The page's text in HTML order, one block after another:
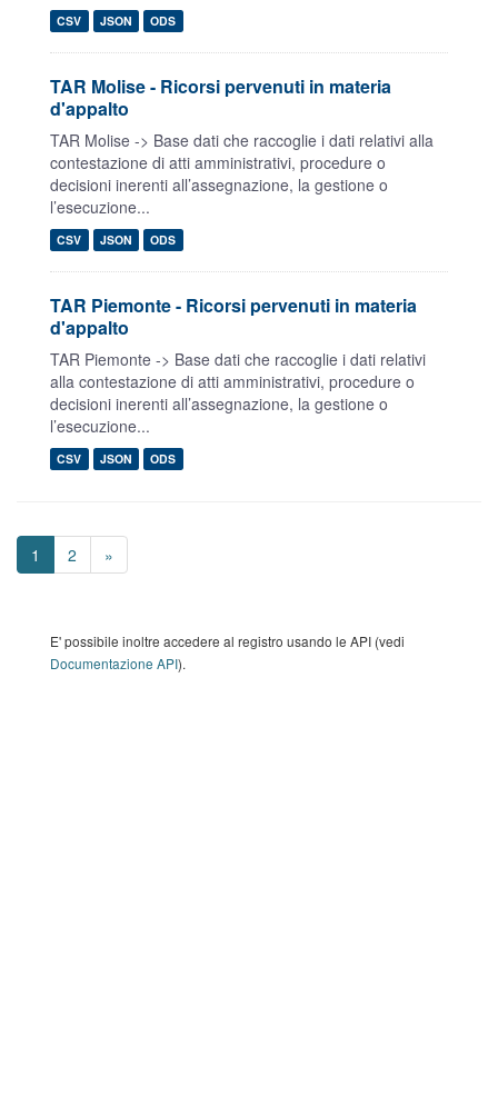
CSV JSON ODS
TAR Molise - Ricorsi pervenuti in materia
d'appalto
TAR Molise -> Base dati che raccoglie i dati relativi alla
contestazione di atti amministrativi, procedure o
decisioni inerenti all’assegnazione, la gestione o
l’esecuzione...
CSV JSON ODS
TAR Piemonte - Ricorsi pervenuti in materia
d'appalto
TAR Piemonte -> Base dati che raccoglie i dati relativi
alla contestazione di atti amministrativi, procedure o
decisioni inerenti all’assegnazione, la gestione o
l’esecuzione...
CSV JSON ODS
1 2 »
E' possibile inoltre accedere al registro usando le API (vedi
Documentazione API).